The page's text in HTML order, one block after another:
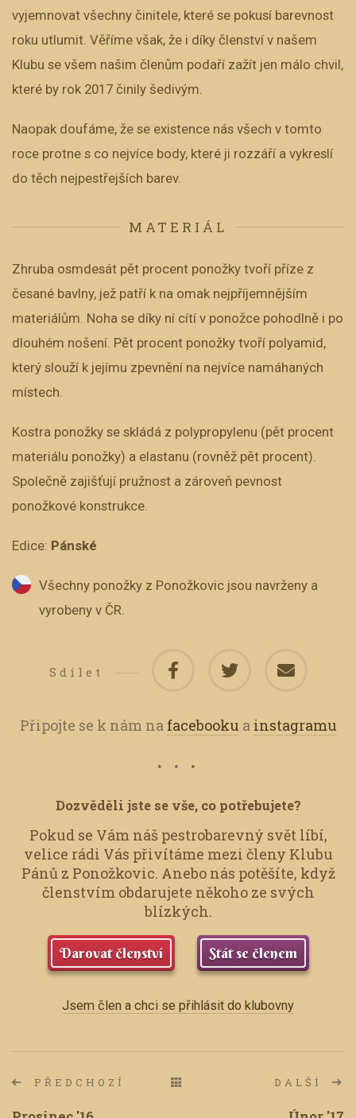
vyjemnovat všechny činitele, které se pokusí barevnost
roku utlumit. Věříme však, že i díky členství v našem
Klubu se všem našim členům podaří zažít jen málo chvil,
které by rok 2017 činily šedivým.
Naopak doufáme, že se existence nás všech v tomto
roce protne s co nejvíce body, které ji rozzáří a vykreslí
do těch nejpestřejších barev.
MATERIÁL
Zhruba osmdesát pět procent ponožky tvoří příze z
česané bavlny, jež patří k na omak nejpříjemnějším
materiálům. Noha se díky ní cítí v ponožce pohodlně i po
dlouhém nošení. Pět procent ponožky tvoří polyamid,
který slouží k jejímu zpevnění na nejvíce namáhaných
místech.
Kostra ponožky se skládá z polypropylenu (pět procent
materiálu ponožky) a elastanu (rovněž pět procent).
Společně zajišťují pružnost a zároveň pevnost
ponožkové konstrukce.
Edice: Pánské
Všechny ponožky z Ponožkovic jsou navrženy a
vyrobeny v ČR.
Sdílet
Připojte se k nám na facebooku a instagramu
Dozvěděli jste se vše, co potřebujete?
Pokud se Vám náš pestrobarevný svět líbí,
velice rádi Vás přivítáme mezi členy Klubu
Pánů z Ponožkovic. Anebo nás potěšíte, když
členstvím obdarujete někoho ze svých
blízkých.
Darovat členství Stát se členem
Jsem člen a chci se přihlásit do klubovny
PŘEDCHOZÍ DALŠÍ